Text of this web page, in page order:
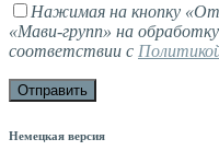
Нажимая на кнопку
«Мави-групп» на
соответствии с
Немецкая версия